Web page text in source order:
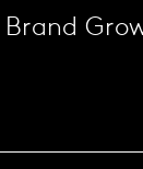
Brand